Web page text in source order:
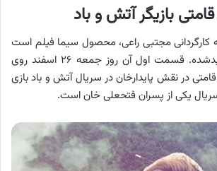
بازیگر آتش و باد
کارگردانی مجتبی راعی، محصول سیما فیلم است
و در ۵۸ قسمت تولیدشده. قسمت اول آن روز جمعه ۲۶ اسفند روی
در نقش پایدارخان در سریال آتش و باد بازی
یکی از پسران فتحعلی خان است.